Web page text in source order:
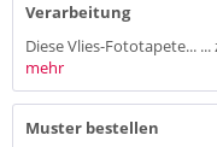
Verarbeitung
Diese Vlies-Fototapete...
mehr
Muster bestellen